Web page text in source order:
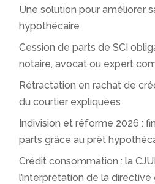
Une solution pour améliorer
hypothécaire
Cession de parts de SCI
notaire, avocat ou expert
Rétractation en rachat de
du courtier expliquées
Indivision et réforme 2026 :
parts grâce au prêt
Crédit consommation : la
l’interprétation de la